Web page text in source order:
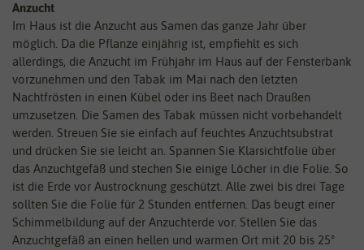
Anzucht
Im Haus ist die Anzucht aus Samen das ganze Jahr über
möglich. Da die Pflanze einjährig ist, empfiehlt es sich
allerdings, die Anzucht im Frühjahr im Haus auf der Fensterbank
vorzunehmen und den Tabak im Mai nach den letzten
Nachtfrösten in einen Kübel oder ins Beet nach Draußen
umzusetzen. Die Samen des Tabak müssen nicht vorbehandelt
werden. Streuen Sie sie einfach auf feuchtes Anzuchtsubstrat
und drücken Sie sie leicht an. Spannen Sie Klarsichtfolie über
das Anzuchtgefäß und stechen Sie einige Löcher in die Folie. So
ist die Erde vor Austrocknung geschützt. Alle zwei bis drei Tage
sollten Sie die Folie für 2 Stunden entfernen. Das beugt einer
Schimmelbildung auf der Anzuchterde vor. Stellen Sie das
Anzuchtgefäß an einen hellen und warmen Ort mit 20 bis 25°